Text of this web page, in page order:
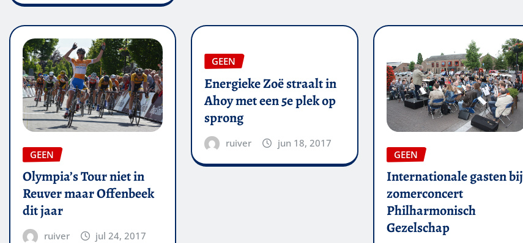
GEEN
Olympia’s Tour niet in
Reuver maar Offenbeek
dit jaar
ruiver jul 24, 2017
GEEN
Energieke Zoë straalt in
Ahoy met een 5e plek op
sprong
ruiver
jun 18, 2017
GEEN
Internationale gasten bij
zomerconcert
Philharmonisch
Gezelschap